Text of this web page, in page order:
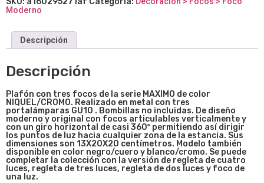
Moderno
Descripción
Descripción
Plafón con tres focos de la serie MAXIMO de color
NIQUEL/CROMO. Realizado en metal con tres
portalámparas GU10 . Bombillas no incluidas. De diseño
moderno y original con focos articulables verticalmente y
con un giro horizontal de casi 360º permitiendo así dirigir
los puntos de luz hacia cualquier zona de la estancia. Sus
dimensiones son 13X20X20 centímetros. Modelo también
disponible en color negro/cuero y blanco/cromo. Se puede
completar la colección con la versión de regleta de cuatro
luces, regleta de tres luces, regleta de dos luces y foco de
una luz.